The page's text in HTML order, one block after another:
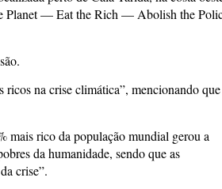
Planet — Eat the Rich — Abolish the
na crise climática”, mencionando que
mais rico da população mundial gerou a
da humanidade, sendo que as
crise”.